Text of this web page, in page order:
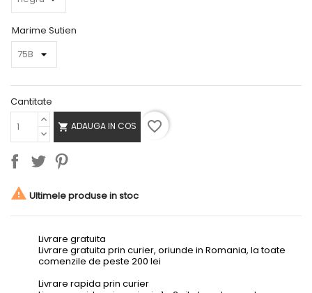
Marime Sutien
Cantitate
 ADAUGA IN COS favorite_border
 Ultimele produse in stoc
Livrare gratuita
Livrare gratuita prin curier, oriunde in Romania, la toate
comenzile de peste 200 lei
Livrare rapida prin curier